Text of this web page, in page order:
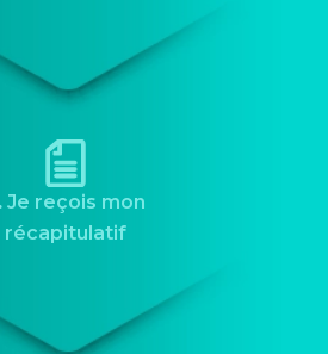
Je reçois mon
récapitulatif